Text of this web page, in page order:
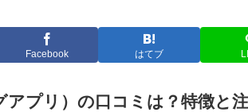
Facebook はてブ
プリ）の口コミは？特徴と